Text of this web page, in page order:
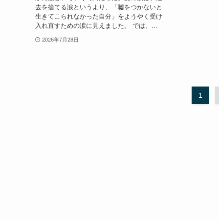
去を捨てる涙というより、「嘘をつかないと
生きてこられなかった自分」をようやく受け
入れ直すための涙に見えました。 では、...
2026年7月28日
1